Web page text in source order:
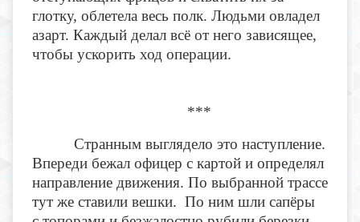
глотку, облетела весь полк. Людьми овладел
азарт. Каждый делал всё от него зависящее,
чтобы ускорить ход операции.
***
Странным выглядело это наступление.
Впереди бежал офицер с картой и определял
направление движения. По выбранной трассе
тут же ставили вешки. По ним шли сапёры